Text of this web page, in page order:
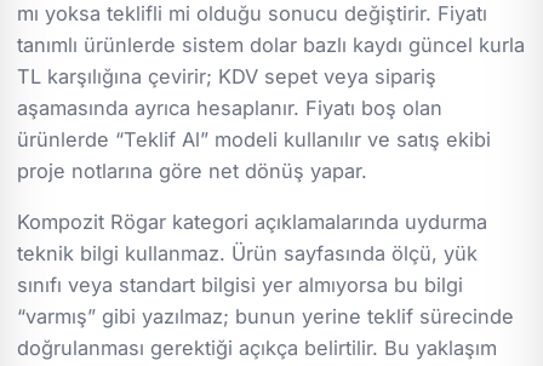
mı yoksa teklifli mi olduğu sonucu değiştirir. Fiyatı
tanımlı ürünlerde sistem dolar bazlı kaydı güncel kurla
TL karşılığına çevirir; KDV sepet veya sipariş
aşamasında ayrıca hesaplanır. Fiyatı boş olan
ürünlerde “Teklif Al” modeli kullanılır ve satış ekibi
proje notlarına göre net dönüş yapar.
Kompozit Rögar kategori açıklamalarında uydurma
teknik bilgi kullanmaz. Ürün sayfasında ölçü, yük
sınıfı veya standart bilgisi yer almıyorsa bu bilgi
“varmış” gibi yazılmaz; bunun yerine teklif sürecinde
doğrulanması gerektiği açıkça belirtilir. Bu yaklaşım